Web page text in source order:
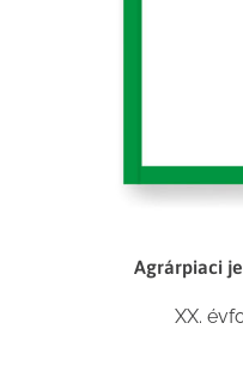
Agrárpiaci
XX.